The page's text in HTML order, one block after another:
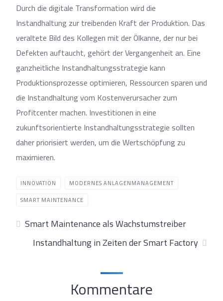
Durch die digitale Transformation wird die
Instandhaltung zur treibenden Kraft der Produktion. Das
veraltete Bild des Kollegen mit der Ölkanne, der nur bei
Defekten auftaucht, gehört der Vergangenheit an. Eine
ganzheitliche Instandhaltungsstrategie kann
Produktionsprozesse optimieren, Ressourcen sparen und
die Instandhaltung vom Kostenverursacher zum
Profitcenter machen. Investitionen in eine
zukunftsorientierte Instandhaltungsstrategie sollten
daher priorisiert werden, um die Wertschöpfung zu
maximieren.
INNOVATION
MODERNES ANLAGENMANAGEMENT
SMART MAINTENANCE
Smart Maintenance als Wachstumstreiber
Instandhaltung in Zeiten der Smart Factory
Kommentare